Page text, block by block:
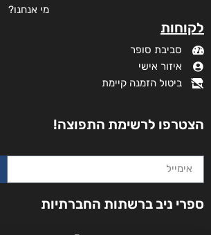
לקוחות
סביבת סופר
איזור אישי
ביטול הזמנה קיימת
מי אנחנו?
הצטרפו לרשימת התפוצה!
ספרי ניב ברשתות החברתיות